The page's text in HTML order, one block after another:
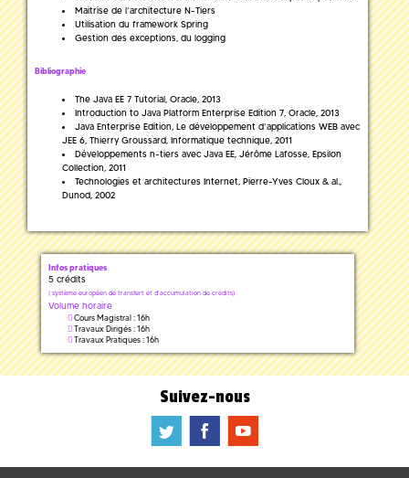
Maitrise de l’architecture N-Tiers
Utilisation du framework Spring
Gestion des exceptions, du logging
Bibliographie
The Java EE 7 Tutorial, Oracle, 2013
Introduction to Java Platform Enterprise Edition 7, Oracle, 2013
Java Enterprise Edition, Le développement d’applications WEB avec
JEE 6, Thierry Groussard, Informatique technique, 2011
Développements n-tiers avec Java EE, Jérôme Lafosse, Epsilon
Collection, 2011
Technologies et architectures Internet, Pierre-Yves Cloux & al.,
Dunod, 2002
Infos pratiques
5 crédits
( système européen de transfert et d'accumulation de crédits)
Volume horaire
Cours Magistral : 16h
Travaux Dirigés : 16h
Travaux Pratiques : 16h
Suivez-nous
a b f